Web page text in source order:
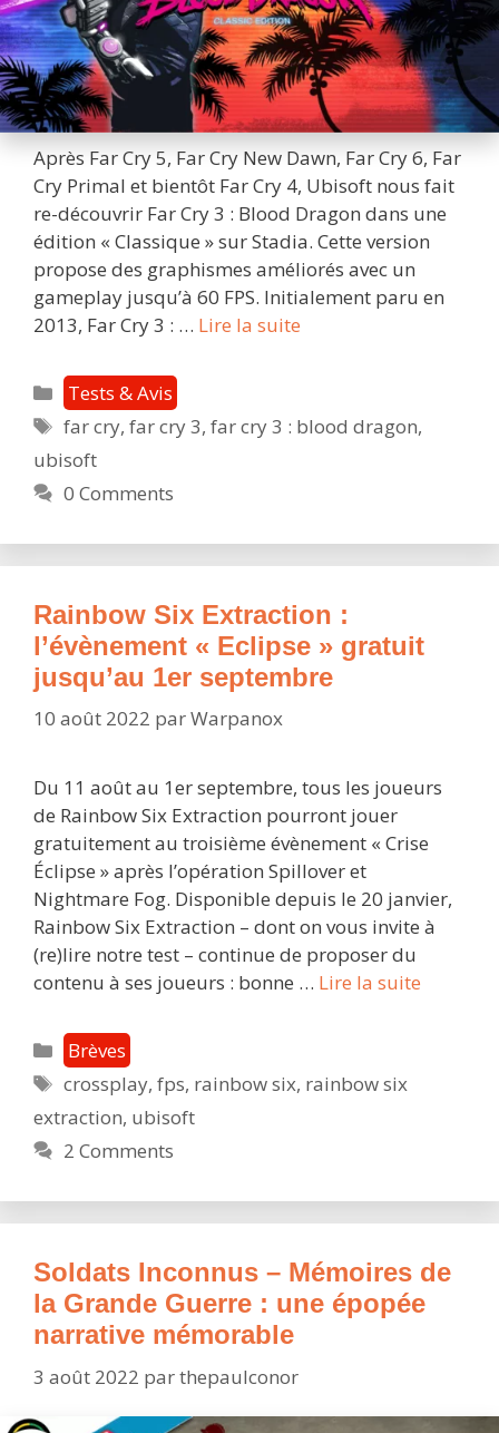
Après Far Cry 5, Far Cry New Dawn, Far Cry 6, Far
Cry Primal et bientôt Far Cry 4, Ubisoft nous fait
re-découvrir Far Cry 3 : Blood Dragon dans une
édition « Classique » sur Stadia. Cette version
propose des graphismes améliorés avec un
gameplay jusqu’à 60 FPS. Initialement paru en
2013, Far Cry 3 : … Lire la suite
Blood
en
plein
nostalgique
des
années
Catégories
Tests & Avis
Étiquettes
far cry,far cry 3,far cry 3 : blood dragon,
ubisoft
0 Comments
Rainbow Six Extraction :
l’évènement « Eclipse » gratuit
jusqu’au 1er septembre
10 août 2022 parWarpanox
Du 11 août au 1er septembre, tous les joueurs
de Rainbow Six Extraction pourront jouer
gratuitement au troisième évènement « Crise
Éclipse » après l’opération Spillover et
Nightmare Fog. Disponible depuis le 20 janvier,
Rainbow Six Extraction – dont on vous invite à
(re)lire notre test – continue de proposer du
contenu à ses joueurs : bonne … Lire la suite
1er
Catégories
Brèves
Étiquettes
crossplay,fps, rainbow six, rainbow six
extraction, ubisoft
2 Comments
Soldats Inconnus – Mémoires de
la Grande Guerre : une épopée
narrative mémorable
3 août 2022 parthepaulconor